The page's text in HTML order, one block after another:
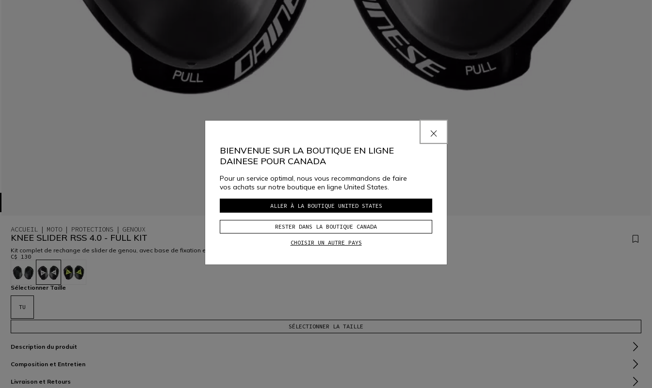
ACCUEIL MOTO PROTECTIONS GENOUX
KNEE SLIDER RSS 4.0 - FULL KIT
Kit complet de rechange de slider de genou, avec base de fixation et slider à accrocher.
C$ 130
sélectionné
Sélectionner Taille
TU
SÉLECTIONNER LA TAILLE
Description du produit
Composition et Entretien
Livraison et Retours
BIENVENUE SUR LA BOUTIQUE EN LIGNE
DAINESE POUR CANADA
Pour un service optimal, nous vous recommandons de faire
vos achats sur notre boutique en ligne United States.
ALLER À LA BOUTIQUE UNITED STATES
RESTER DANS LA BOUTIQUE CANADA
CHOISIR UN AUTRE PAYS